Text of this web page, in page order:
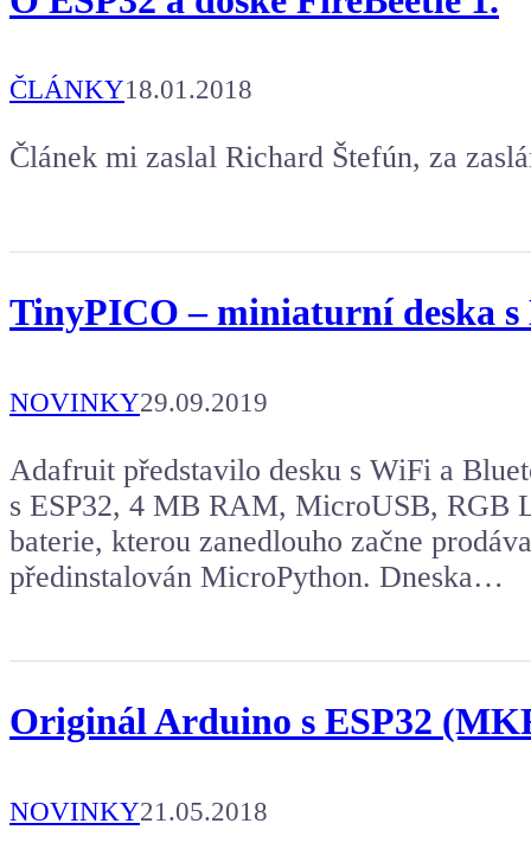
ČLÁNKY18.01.2018
Článek mi zaslal Richard Štefún, za
TinyPICO – miniaturní deska s
NOVINKY29.09.2019
Adafruit představilo desku s WiFi a
s ESP32, 4 MB RAM, MicroUSB, RGB
baterie, kterou zanedlouho začne
předinstalován MicroPython. Dneska…
Originál Arduino s ESP32
NOVINKY21.05.2018